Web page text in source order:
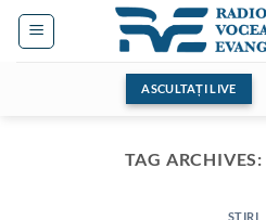
Skip
ASCULTAȚI LIVE
TAG ARCHIVES:
STIRI